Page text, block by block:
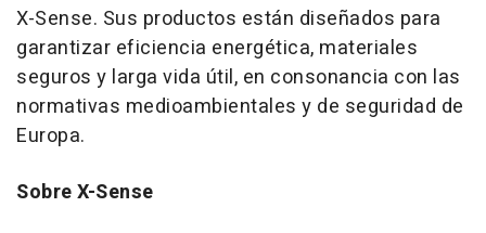
X-Sense. Sus productos están diseñados para
garantizar eficiencia energética, materiales
seguros y larga vida útil, en consonancia con las
normativas medioambientales y de seguridad de
Europa.
Sobre X-Sense